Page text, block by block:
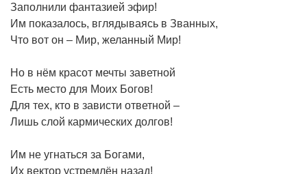
Заполнили фантазией эфир!
Им показалось, вглядываясь в Званных,
Что вот он – Мир, желанный Мир!
Но в нём красот мечты заветной
Есть место для Моих Богов!
Для тех, кто в зависти ответной –
Лишь слой кармических долгов!
Им не угнаться за Богами,
Их вектор устремлён назад!